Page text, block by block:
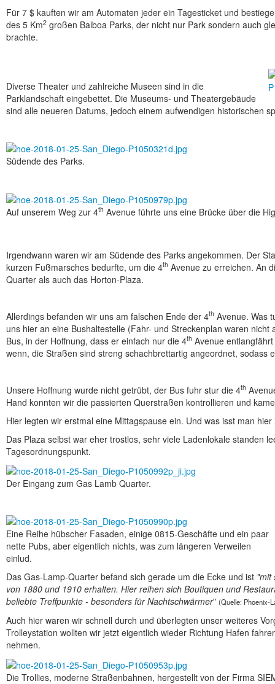
Für 7 $ kauften wir am Automaten jeder ein Tagesticket und
des 5 Km2 großen Balboa Parks, der nicht nur Park sondern auch
brachte.
Diverse Theater und zahlreiche Museen sind in die
Parklandschaft eingebettet. Die Museums- und Theatergebäude
sind alle neueren Datums, jedoch einem auf­wen­digen histo­rischen
Südende des Parks.
Auf unserem Weg zur 4th Avenue führte uns eine Brücke über die
Irgendwann waren wir am Südende des Parks angekommen. Der
kurzen Fußmarsches bedurfte, um die 4th Avenue zu erreichen. An
Quarter als auch das Horton-Plaza.
Allerdings befanden wir uns am falschen Ende der 4th Avenue. Was
uns hier an eine Bushaltestelle (Fahr- und Streckenplan waren
Bus, in der Hoffnung, dass er einfach nur die 4th Avenue
wenn, die Straßen sind streng schachbrettartig angeordnet, sodass
Unsere Hoffnung wurde nicht getrübt, der Bus fuhr stur die 4th
Hand konnten wir die passierten Querstraßen kontrollieren und
Hier legten wir erstmal eine Mittagspause ein. Und was isst man
Das Plaza selbst war eher trostlos, sehr viele Ladenlokale standen
Tagesordnungspunkt.
Der Eingang zum Gas Lamb Quarter.
Eine Reihe hübscher Fasaden, einige 0815-Geschäfte und ein paar
nette Pubs, aber eigentlich nichts, was zum längeren Verweilen
einlud.
Das Gas-Lamp-Quarter befand sich gerade um die Ecke und ist "mit
von 1880 und 1910 erhalten. Hier reihen sich Boutiquen und
beliebte Treffpunkte - besonders für Nachtschwärmer" (Quelle: Phoenix-
Auch hier waren wir schnell durch und überlegten unser weiteres
Trolleystation wollten wir jetzt eigentlich wieder Richtung Hafen
nehmen.
Die Trollies, moderne Straßenbahnen, hergestellt von der Firma